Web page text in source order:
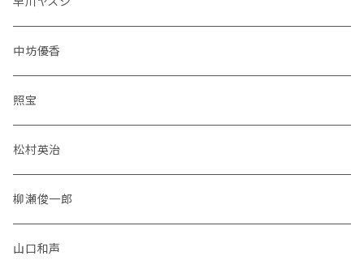
中坊優香
照宝
松村英治
柳瀬俊一郎
山口和声